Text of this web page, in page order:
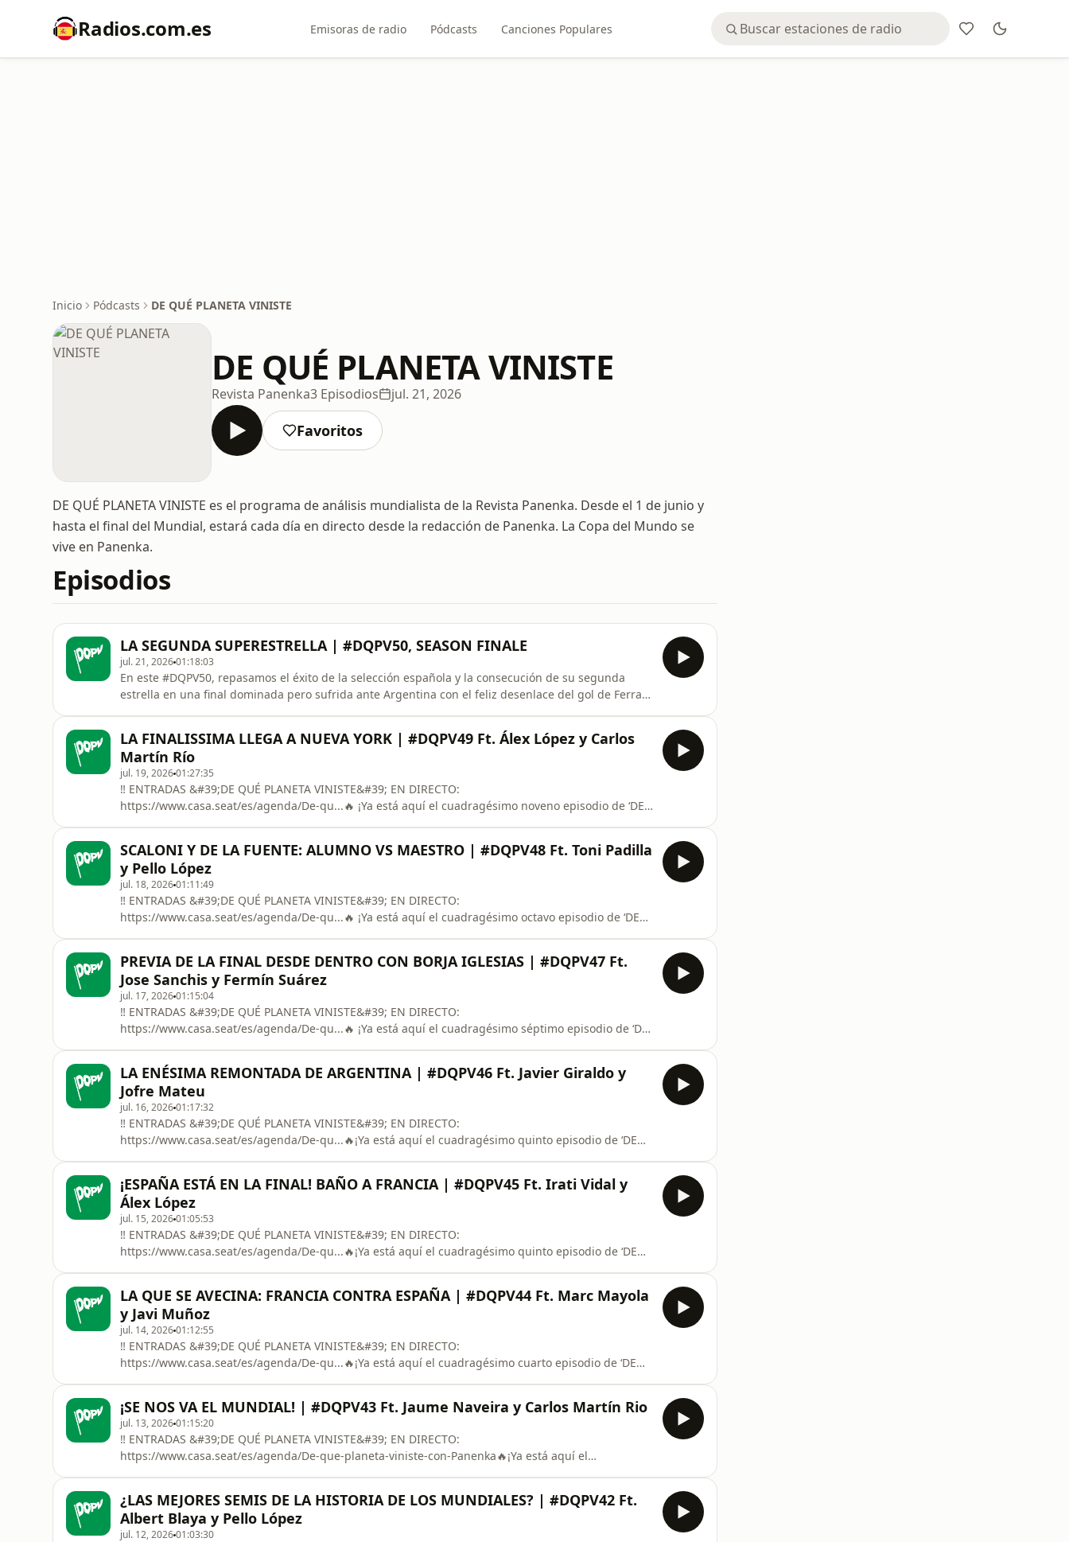
Radios.com.es Emisoras de radio Pódcasts Canciones Populares
Inicio Pódcasts DE QUÉ PLANETA VINISTE
DE QUÉ PLANETA VINISTE
Revista Panenka3 Episodios jul. 21, 2026
Favoritos
DE QUÉ PLANETA VINISTE es el programa de análisis mundialista de la Revista Panenka. Desde el 1 de junio y
hasta el final del Mundial, estará cada día en directo desde la redacción de Panenka. La Copa del Mundo se
vive en Panenka.
Episodios
LA SEGUNDA SUPERESTRELLA | #DQPV50, SEASON FINALE
jul. 21, 202601:18:03
En este #DQPV50, repasamos el éxito de la selección española y la consecución de su segunda
estrella en una final dominada pero sufrida ante Argentina con el feliz desenlace del gol de Ferran
con vuestra compañía y la de colaboradores habituales para cerrar como se merece esta Copa del
Mundo. Gracias
LA FINALISSIMA LLEGA A NUEVA YORK | #DQPV49 Ft. Álex López y Carlos
Martín Río
jul. 19, 202601:27:35
‼️ ENTRADAS &#39;DE QUÉ PLANETA VINISTE&#39; EN DIRECTO:
https://www.casa.seat/es/agenda/De-qu...🔥 ¡Ya está aquí el cuadragésimo noveno episodio de ‘DE
a la importancia que ya tiene una final de la Copa d
SCALONI Y DE LA FUENTE: ALUMNO VS MAESTRO | #DQPV48 Ft. Toni Padilla
y Pello López
jul. 18, 202601:11:49
‼️ ENTRADAS &#39;DE QUÉ PLANETA VINISTE&#39; EN DIRECTO:
https://www.casa.seat/es/agenda/De-qu...🔥 ¡Ya está aquí el cuadragésimo octavo episodio de ‘DE
como el que se viene hoy. Con Toni Padilla y Pello López, y
PREVIA DE LA FINAL DESDE DENTRO CON BORJA IGLESIAS | #DQPV47 Ft.
Jose Sanchis y Fermín Suárez
jul. 17, 202601:15:04
‼️ ENTRADAS &#39;DE QUÉ PLANETA VINISTE&#39; EN DIRECTO:
https://www.casa.seat/es/agenda/De-qu...🔥 ¡Ya está aquí el cuadragésimo séptimo episodio de ‘DE
Sanchis y Fermín Suárez, presentado por Roger Xuriach, empezará por todo lo alto.
Entrevistaremos al delantero celeste de la selección española, Borja Iglesi
LA ENÉSIMA REMONTADA DE ARGENTINA | #DQPV46 Ft. Javier Giraldo y
Jofre Mateu
jul. 16, 202601:17:32
‼️ ENTRADAS &#39;DE QUÉ PLANETA VINISTE&#39; EN DIRECTO:
https://www.casa.seat/es/agenda/De-qu...🔥¡Ya está aquí el cuadragésimo quinto episodio de ‘DE
al resultado una vez más. En este #DQPV46 contaremos con Javier Giraldo y Jofre Mateu, que
debatirán con Aitor Lagunas sobre el papel de Scaloni en este
¡ESPAÑA ESTÁ EN LA FINAL! BAÑO A FRANCIA | #DQPV45 Ft. Irati Vidal y
Álex López
jul. 15, 202601:05:53
‼️ ENTRADAS &#39;DE QUÉ PLANETA VINISTE&#39; EN DIRECTO:
https://www.casa.seat/es/agenda/De-qu...🔥¡Ya está aquí el cuadragésimo quinto episodio de ‘DE
Francia de Deschamps con todas las de la ley. Dominó el partido de cabo a rabo y anuló al que
venía siendo el mejor ataque del Mundial hasta ahora. Para ana
LA QUE SE AVECINA: FRANCIA CONTRA ESPAÑA | #DQPV44 Ft. Marc Mayola
y Javi Muñoz
jul. 14, 202601:12:55
‼️ ENTRADAS &#39;DE QUÉ PLANETA VINISTE&#39; EN DIRECTO:
https://www.casa.seat/es/agenda/De-qu...🔥¡Ya está aquí el cuadragésimo cuarto episodio de ‘DE
estará la Francia de Deschamps, en su tercer Mundial consecutivo
¡SE NOS VA EL MUNDIAL! | #DQPV43 Ft. Jaume Naveira y Carlos Martín Rio
jul. 13, 202601:15:20
‼️ ENTRADAS &#39;DE QUÉ PLANETA VINISTE&#39; EN DIRECTO:
https://www.casa.seat/es/agenda/De-que-planeta-viniste-con-Panenka🔥¡Ya está aquí el
del Mundo… Hoy, junto a Jaume Naveira, Carlos Martín Rio y Marcel Belt
¿LAS MEJORES SEMIS DE LA HISTORIA DE LOS MUNDIALES? | #DQPV42 Ft.
Albert Blaya y Pello López
jul. 12, 202601:03:30